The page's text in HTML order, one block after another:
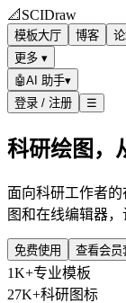
📐 SCIDraw
模板大厅 博客
更多 ▾
🤖AI 助手▾
登录 / 注册
☰
科研绘图，
面向科研工作者
图和在线编辑器，
免费使用 查看会员
1K+专业模板
27K+科研图标